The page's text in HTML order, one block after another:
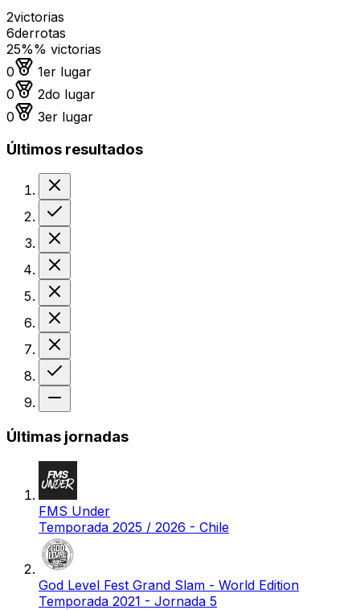
2victorias
6derrotas
25%% victorias
0
Medalla de oro
1er lugar
0
Medalla de plata
2do lugar
0
Medalla de bronce
3er lugar
Últimos resultados
Últimas jornadas
FMS Under
Temporada 2025 / 2026 - Chile
God Level Fest Grand Slam - World Edition
Temporada 2021 - Jornada 5